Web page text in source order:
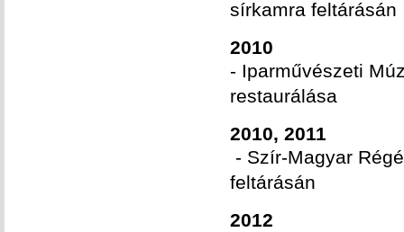
sírkamra feltárásán
2010
- Iparművészeti
restaurálása
2010, 2011
- Szír-Magyar
feltárásán
2012